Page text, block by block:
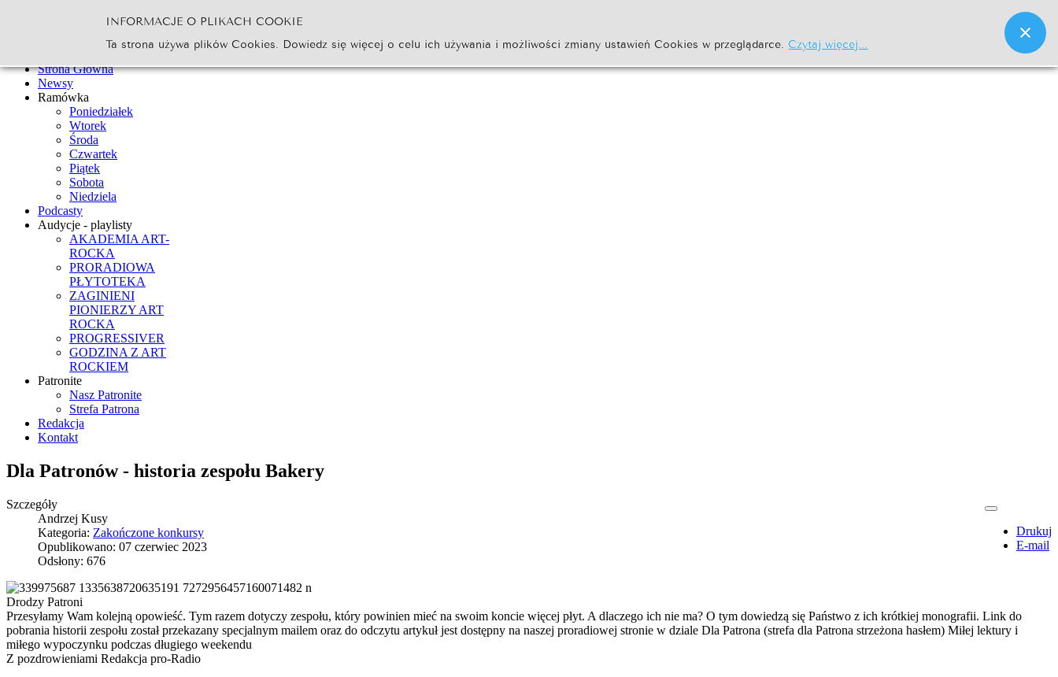
Go
Strona Główna
Newsy
Ramówka
Poniedziałek
Wtorek
Środa
Czwartek
Piątek
Sobota
Niedziela
Podcasty
Audycje - playlisty
AKADEMIA ART-
ROCKA
PRORADIOWA
PŁYTOTEKA
ZAGINIENI
PIONIERZY ART
ROCKA
PROGRESSIVER
GODZINA Z ART
ROCKIEM
Patronite
Nasz Patronite
Strefa Patrona
Redakcja
Kontakt
Dla Patronów - historia zespołu Bakery
Drukuj
E-mail
Szczegóły
Andrzej Kusy
Kategoria: Zakończone konkursy
Opublikowano: 07 czerwiec 2023
Odsłony: 676
Drodzy Patroni
Przesyłamy Wam kolejną opowieść. Tym razem dotyczy zespołu, który powinien mieć na swoim koncie więcej płyt. A dlaczego ich nie ma? O tym dowiedzą się Państwo z ich krótkiej monografii. Link do
pobrania historii zespołu został przekazany specjalnym mailem oraz do odczytu artykuł jest dostępny na naszej proradiowej stronie w dziale Dla Patrona (strefa dla Patrona strzeżona hasłem) Miłej lektury i
miłego wypoczynku podczas długiego weekendu
Z pozdrowieniami Redakcja pro-Radio
INFORMACJE O PLIKACH COOKIE
Ta strona używa plików Cookies. Dowiedz się więcej o celu ich używania i możliwości zmiany ustawień Cookies w przeglądarce.Czytaj więcej...